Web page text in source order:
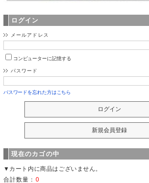
ログイン
メールアドレス
コンピューターに記憶する
パスワード
パスワードを忘れた方はこちら
現在のカゴの中
▼カート内に商品はございません。
合計数量： 0